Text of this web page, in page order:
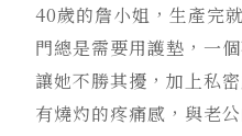
40歲的詹小姐，生產完
門總是需要用護墊，一
讓她不勝其擾，加上私
有燒灼的疼痛感，與老